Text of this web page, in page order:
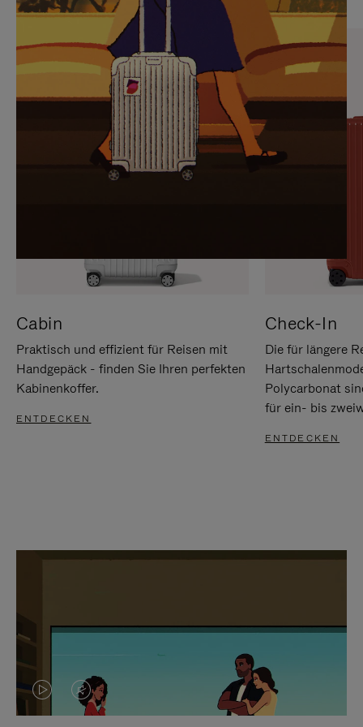
SIE,
UM
ANZUHALTEN
AUFHEBEN
DER
STUMMSCHALTUNG
Cabin
Praktisch und effizient für Reisen mit
Handgepäck - finden Sie Ihren perfekten
Kabinenkoffer.
ENTDECKEN
Check-In
Die für längere
Polycarbonat
für ein- bis
ENTDECKEN
DASVIDEO